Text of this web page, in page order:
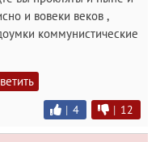
и вовеки веков ,
коммунистические
| 4 | 12